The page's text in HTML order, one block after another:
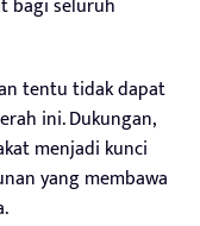
tentu tidak dapat
ini. Dukungan,
menjadi kunci
yang membawa